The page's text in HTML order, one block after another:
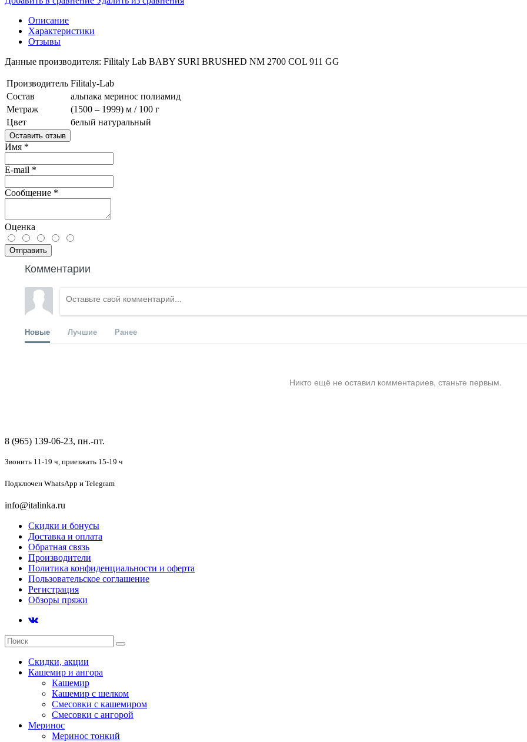
Описание
Характеристики
Отзывы
Данные производителя: Filitaly Lab BABY SURI BRUSHED NM 2700 COL 911 GG
Производитель Filitaly-Lab
Состав
альпака меринос полиамид
Метраж
(1500 – 1999) м / 100 г
Цвет
белый натуральный
Оставить отзыв
Имя *
E-mail *
Сообщение *
Оценка
Отправить
Комментарии
Новые Лучшие Ранее
Никто ещё не оставил комментариев, станьте первым.
8 (965) 139-06-23, пн.-пт.
Звонить 11-19 ч, приезжать 15-19 ч
Подключен WhatsApp и Telegram
info@italinka.ru
Скидки и бонусы
Доставка и оплата
Обратная связь
Производители
Политика конфиденциальности и оферта
Пользовательское соглашение
Регистрация
Обзоры пряжи
Скидки, акции
Кашемир и ангора
Кашемир
Кашемир с шелком
Смесовки с кашемиром
Смесовки с ангорой
Меринос
Меринос тонкий